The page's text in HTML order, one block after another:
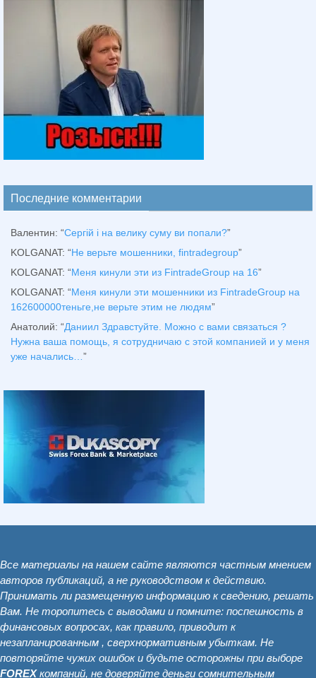
Последние комментарии
Валентин: “Сергій і на велику суму ви попали?”
KOLGANAT: “Не верьте мошенники, fintradegroup”
KOLGANAT: “Меня кинули эти из FintradeGroup на 16”
KOLGANAT: “Меня кинули эти мошенники из FintradeGroup на
162600000теньге,не верьте этим не людям”
Анатолий: “Даниил Здравстуйте. Можно с вами связаться ?
Нужна ваша помощь, я сотрудничаю с этой компанией и у меня
уже начались… ”
Все материалы на нашем сайте являются частным мнением
авторов публикаций, а не руководством к действию.
Принимать ли размещенную информацию к сведению, решать
Вам. Не торопитесь с выводами и помните: поспешность в
финансовых вопросах, как правило, приводит к
незапланированным , сверхнормативным убыткам. Не
повторяйте чужих ошибок и будьте осторожны при выборе
FOREXкомпаний, не доверяйте деньги сомнительным